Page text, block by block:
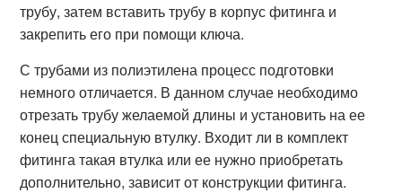
трубу, затем вставить трубу в корпус фитинга и
закрепить его при помощи ключа.
С трубами из полиэтилена процесс подготовки
немного отличается. В данном случае необходимо
отрезать трубу желаемой длины и установить на ее
конец специальную втулку. Входит ли в комплект
фитинга такая втулка или ее нужно приобретать
дополнительно, зависит от конструкции фитинга.